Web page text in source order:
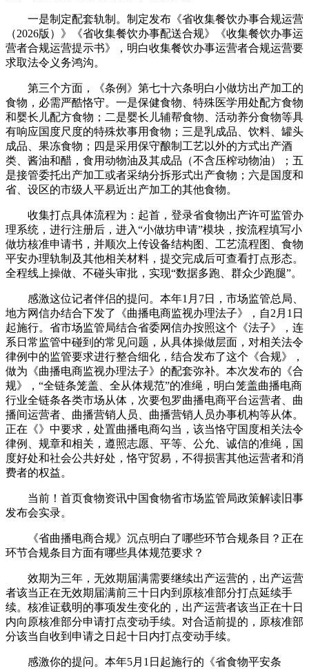
一是制定配套轨制。制定发布《省收集餐饮办事合规运营
（2026版）》《省收集餐饮办事配送合规》《收集餐饮办事运
营者合规运营提示书》，明白收集餐饮办事运营者合规运营要
求取法令义务鸿沟。
第三个方面，《条例》第七十六条明白小做坊出产加工的
食物，必需严酷恪守。一是保健食物、特殊医学用处配方食物
和婴长儿配方食物；二是婴长儿辅帮食物、活动养分食物等具
有响应国度尺度的特殊炊事用食物；三是乳成品、饮料、罐头
成品、果冻食物；四是采用保守酿制工艺以外的方式出产酒
类、酱油和醋，食用动物油及其成品（不含压榨动物油）；五
是接管委托出产加工或者采纳分拆形式出产食物；六是国度和
省、设区的市级人平易近出产加工的其他食物。
收集打点具体流程为：起首，登录省食物出产许可监管办
理系统，进行注册后，进入“小做坊申请”模块，按流程填写小
做坊核准申请书，并顺次上传设备结构图、工艺流程图、食物
平安办理轨制及其他相关材料，提交完成后可查看打点形态。
全程线上操做、不碰头审批，实现“数据多跑、群众少跑腿”。
感激这位记者伴侣的提问。本年1月7日，市场监管总局、
地方网信办结合下发了《曲播电商监视办理法子》，自2月1日
起施行。省市场监管局结合省委网信办按照这个《法子》，连
系日常监管中碰到的常见问题，从具体操做层面，对相关法令
律例中的监管要求进行整合细化，结合发布了这个《合规》，
做为《曲播电商监视办理法子》的配套弥补。本次发布的《合
规》，“全链条笼盖、全从体规范”的准绳，明白笼盖曲播电商
行业全链条各类市场从体，次要包罗曲播电商平台运营者、曲
播间运营者、曲播营销人员、曲播营销人员办事机构等从体。
正在《》中要求，处置曲播电商勾当，该当恪守国度相关法令
律例、规章和相关，遵照志愿、平等、公允、诚信的准绳，国
度好处和社会公共好处，恪守贸易，不得损害其他运营者和消
费者的权益。
当前！首页食物资讯中国食物省市场监管局政策解读旧事
发布会实录。
《省曲播电商合规》沉点明白了哪些环节合规条目？正在
环节合规条目方面有哪些具体规范要求？
效期为三年，无效期届满需要继续出产运营的，出产运营
者该当正在无效期届满前三十日内到原核准部分打点延续手
续。核准证载明的事项发生变化的，出产运营者该当正在十日
内向原核准部分申请打点变动手续。对合适前提的，原核准部
分该当自收到申请之日起十日内打点变动手续。
感激你的提问。本年5月1日起施行的《省食物平安条